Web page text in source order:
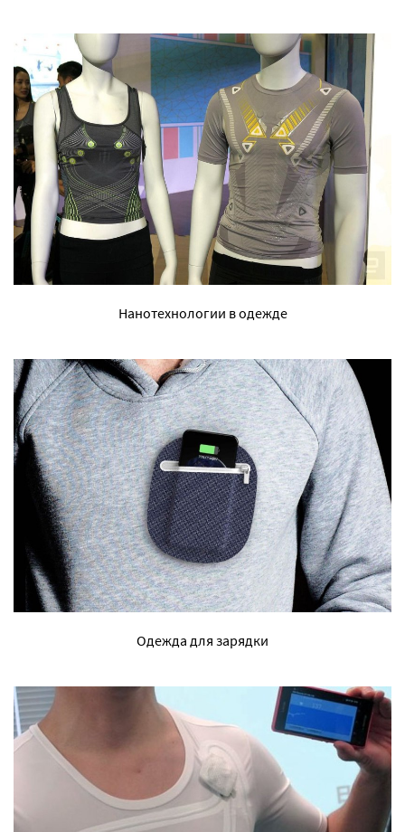
Нанотехнологии в одежде
Одежда для зарядки